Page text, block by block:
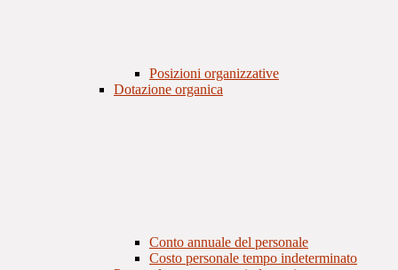
Posizioni organizzative
Dotazione organica
Conto annuale del personale
Costo personale tempo indeterminato